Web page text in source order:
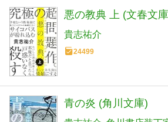
悪の教典 上 (文春文
貴志祐介
24499
青の炎 (角川文庫)